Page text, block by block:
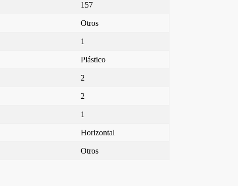
157
Otros
1
Plástico
2
2
1
Horizontal
Otros